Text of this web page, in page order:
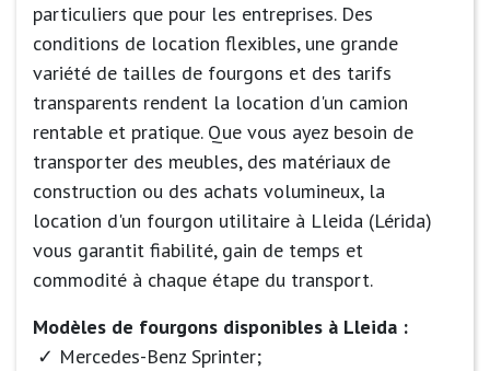
particuliers que pour les entreprises. Des
conditions de location flexibles, une grande
variété de tailles de fourgons et des tarifs
transparents rendent la location d'un camion
rentable et pratique. Que vous ayez besoin de
transporter des meubles, des matériaux de
construction ou des achats volumineux, la
location d'un fourgon utilitaire à Lleida (Lérida)
vous garantit fiabilité, gain de temps et
commodité à chaque étape du transport.
Modèles de fourgons disponibles à Lleida :
Mercedes-Benz Sprinter;